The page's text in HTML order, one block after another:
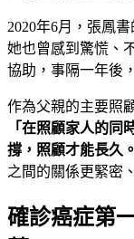
2020年6月，張鳳
她也曾感到驚慌、
協助，事隔一年後
作為父親的主要照
「在照顧家人的同
撐，照顧才能長久。
之間的關係更緊密
確診癌症第